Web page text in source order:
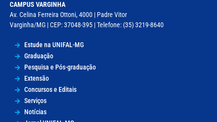
CAMPUS VARGINHA
Av. Celina Ferreira Ottoni, 4000 | Padre Vitor
Varginha/MG | CEP: 37048-395 | Telefone: (35) 3219-8640
Estude na UNIFAL-MG
Graduação
Pesquisa e Pós-graduação
Extensão
Concursos e Editais
Serviços
Notícias